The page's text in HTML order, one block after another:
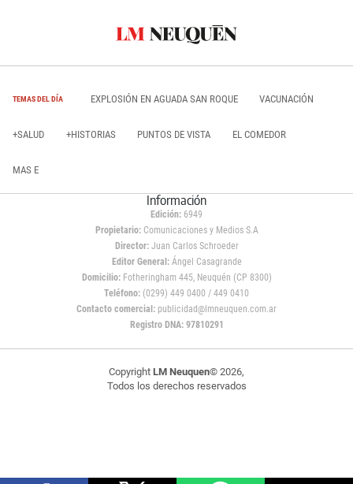
TEMAS DEL DÍA EXPLOSIÓN EN AGUADA SAN ROQUE VACUNACIÓN
+SALUD +HISTORIAS PUNTOS DE VISTA EL COMEDOR
MAS E
Información
Edición: 6949
Propietario:Comunicaciones y Medios S.A
Director: Juan Carlos Schroeder
Editor General:Ángel Casagrande
Domicilio:Fotheringham 445, Neuquén (CP 8300)
Teléfono: (0299) 449 0400 / 449 0410
Contacto comercial: publicidad@lmneuquen.com.ar
Registro DNA: 97810291
Copyright LM Neuquen© 2026,
Todos los derechos reservados